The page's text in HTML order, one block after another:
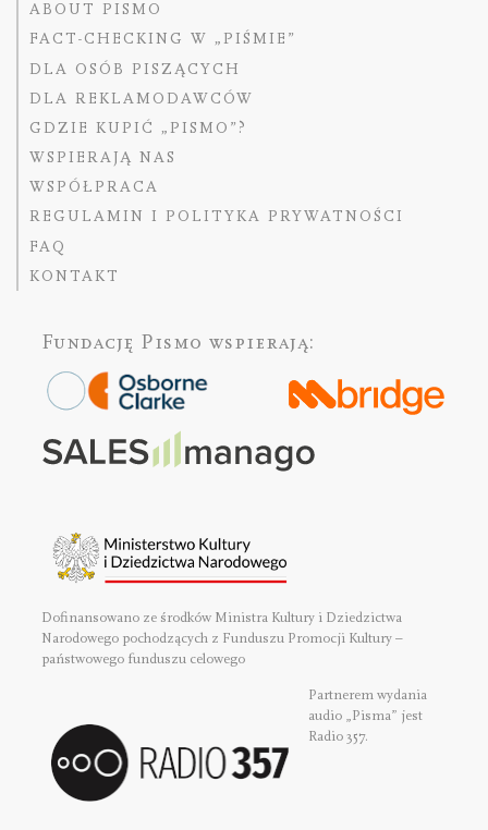
ABOUT PISMO
FACT-CHECKING W „PIŚMIE”
DLA OSÓB PISZĄCYCH
DLA REKLAMODAWCÓW
GDZIE KUPIĆ „PISMO”?
WSPIERAJĄ NAS
WSPÓŁPRACA
REGULAMIN I POLITYKA PRYWATNOŚCI
FAQ
KONTAKT
Fundację Pismo wspierają:
Dofinansowano ze środków Ministra Kultury i Dziedzictwa
Narodowego pochodzących z Funduszu Promocji Kultury –
państwowego funduszu celowego
Partnerem wydania
audio „Pisma” jest
Radio 357.